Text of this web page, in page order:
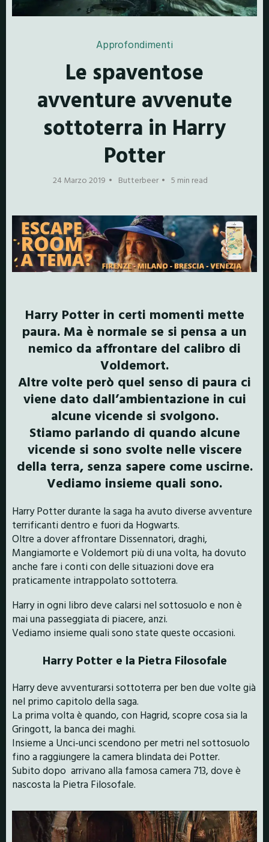
Approfondimenti
Le spaventose
avventure avvenute
sottoterra in Harry
Potter
24 Marzo 2019 Butterbeer 5 min read
Harry Potter in certi momenti mette
paura. Ma è normale se si pensa a un
nemico da affrontare del calibro di
Voldemort.
Altre volte però quel senso di paura ci
viene dato dall’ambientazione in cui
alcune vicende si svolgono.
Stiamo parlando di quando alcune
vicende si sono svolte nelle viscere
della terra, senza sapere come uscirne.
Vediamo insieme quali sono.
Harry Potter durante la saga ha avuto diverse avventure
terrificanti dentro e fuori da Hogwarts.
Oltre a dover affrontare Dissennatori, draghi,
Mangiamorte e Voldemort più di una volta, ha dovuto
anche fare i conti con delle situazioni dove era
praticamente intrappolato sottoterra.
Harry in ogni libro deve calarsi nel sottosuolo e non è
mai una passeggiata di piacere, anzi.
Vediamo insieme quali sono state queste occasioni.
Harry Potter e la Pietra Filosofale
Harry deve avventurarsi sottoterra per ben due volte già
nel primo capitolo della saga.
La prima volta è quando, con Hagrid, scopre cosa sia la
Gringott, la banca dei maghi.
Insieme a Unci-unci scendono per metri nel sottosuolo
fino a raggiungere la camera blindata dei Potter.
Subito dopo arrivano alla famosa camera 713, dove è
nascosta la Pietra Filosofale.